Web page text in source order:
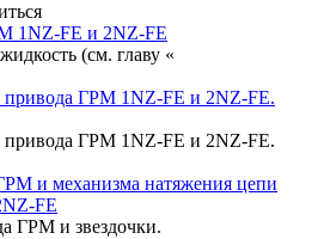
1NZ-FE и 2NZ-FE
(см. главу «
привода ГРМ 1NZ-FE и 2NZ-FE.
привода ГРМ 1NZ-FE и 2NZ-FE.
и механизма натяжения цепи
FE
ГРМ и звездочки.